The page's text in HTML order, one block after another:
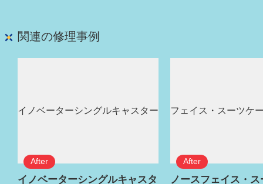
関連の修理事例
イノベーターシングルキャスタ
ノースフェイス・